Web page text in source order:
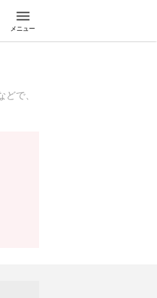
メニュー
で、